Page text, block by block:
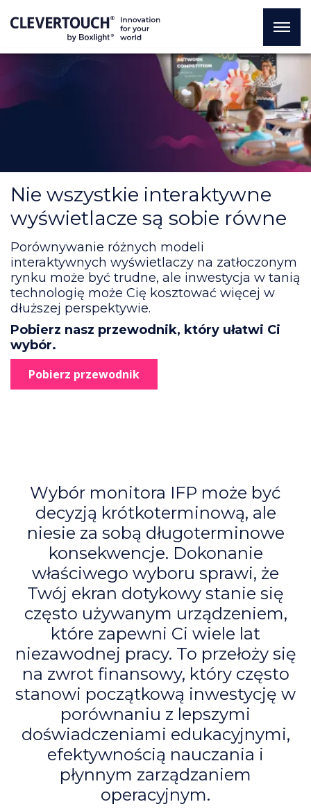
Nie wszystkie interaktywne
wyświetlacze są sobie równe
Porównywanie różnych modeli
interaktywnych wyświetlaczy na zatłoczonym
rynku może być trudne, ale inwestycja w tanią
technologię może Cię kosztować więcej w
dłuższej perspektywie.
Pobierz nasz przewodnik, który ułatwi Ci
wybór.
Pobierz przewodnik
Wybór monitora IFP może być
decyzją krótkoterminową, ale
niesie za sobą długoterminowe
konsekwencje. Dokonanie
właściwego wyboru sprawi, że
Twój ekran dotykowy stanie się
często używanym urządzeniem,
które zapewni Ci wiele lat
niezawodnej pracy. To przełoży się
na zwrot finansowy, który często
stanowi początkową inwestycję w
porównaniu z lepszymi
doświadczeniami edukacyjnymi,
efektywnością nauczania i
płynnym zarządzaniem
operacyjnym.